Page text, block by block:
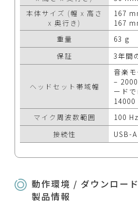
本体サイズ (幅 x 高さ
x 奥行き)
167
167
重量
63 g
保証
3年間
ヘッドセット帯域幅
音楽
–
ード
14000
マイク周波数範囲
100
接続性
USB-A
動作環境 / ダウンロー
製品情報